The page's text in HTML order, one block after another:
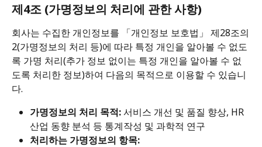
제4조 (가명정보의 처리에 관한 사항)
회사는 수집한 개인정보를 「개인정보 보호법」 제28조의
2(가명정보의 처리 등)에 따라 특정 개인을 알아볼 수 없도
록 가명 처리(추가 정보 없이는 특정 개인을 알아볼 수 없
도록 처리한 정보)하여 다음의 목적으로 이용할 수 있습니
다.
가명정보의 처리 목적: 서비스 개선 및 품질 향상, HR
산업 동향 분석 등 통계작성 및 과학적 연구
처리하는 가명정보의 항목: